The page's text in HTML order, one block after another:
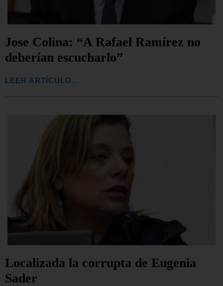
Jose Colina: “A Rafael Ramírez no
deberían escucharlo”
LEER ARTÍCULO...
Localizada la corrupta de Eugenia
Sader